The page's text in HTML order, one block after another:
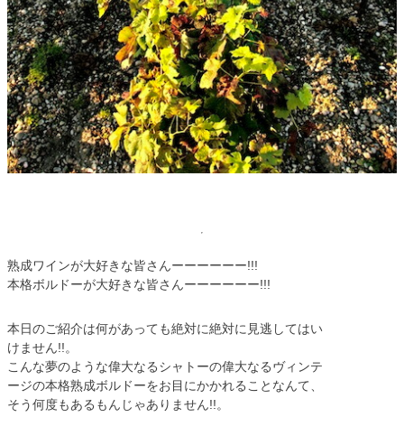
熟成ワインが大好きな皆さんーーーーーー!!!
本格ボルドーが大好きな皆さんーーーーーー!!!
本日のご紹介は何があっても絶対に絶対に見逃してはい
けません!!。
こんな夢のような偉大なるシャトーの偉大なるヴィンテ
ージの本格熟成ボルドーをお目にかかれることなんて、
そう何度もあるもんじゃありません!!。